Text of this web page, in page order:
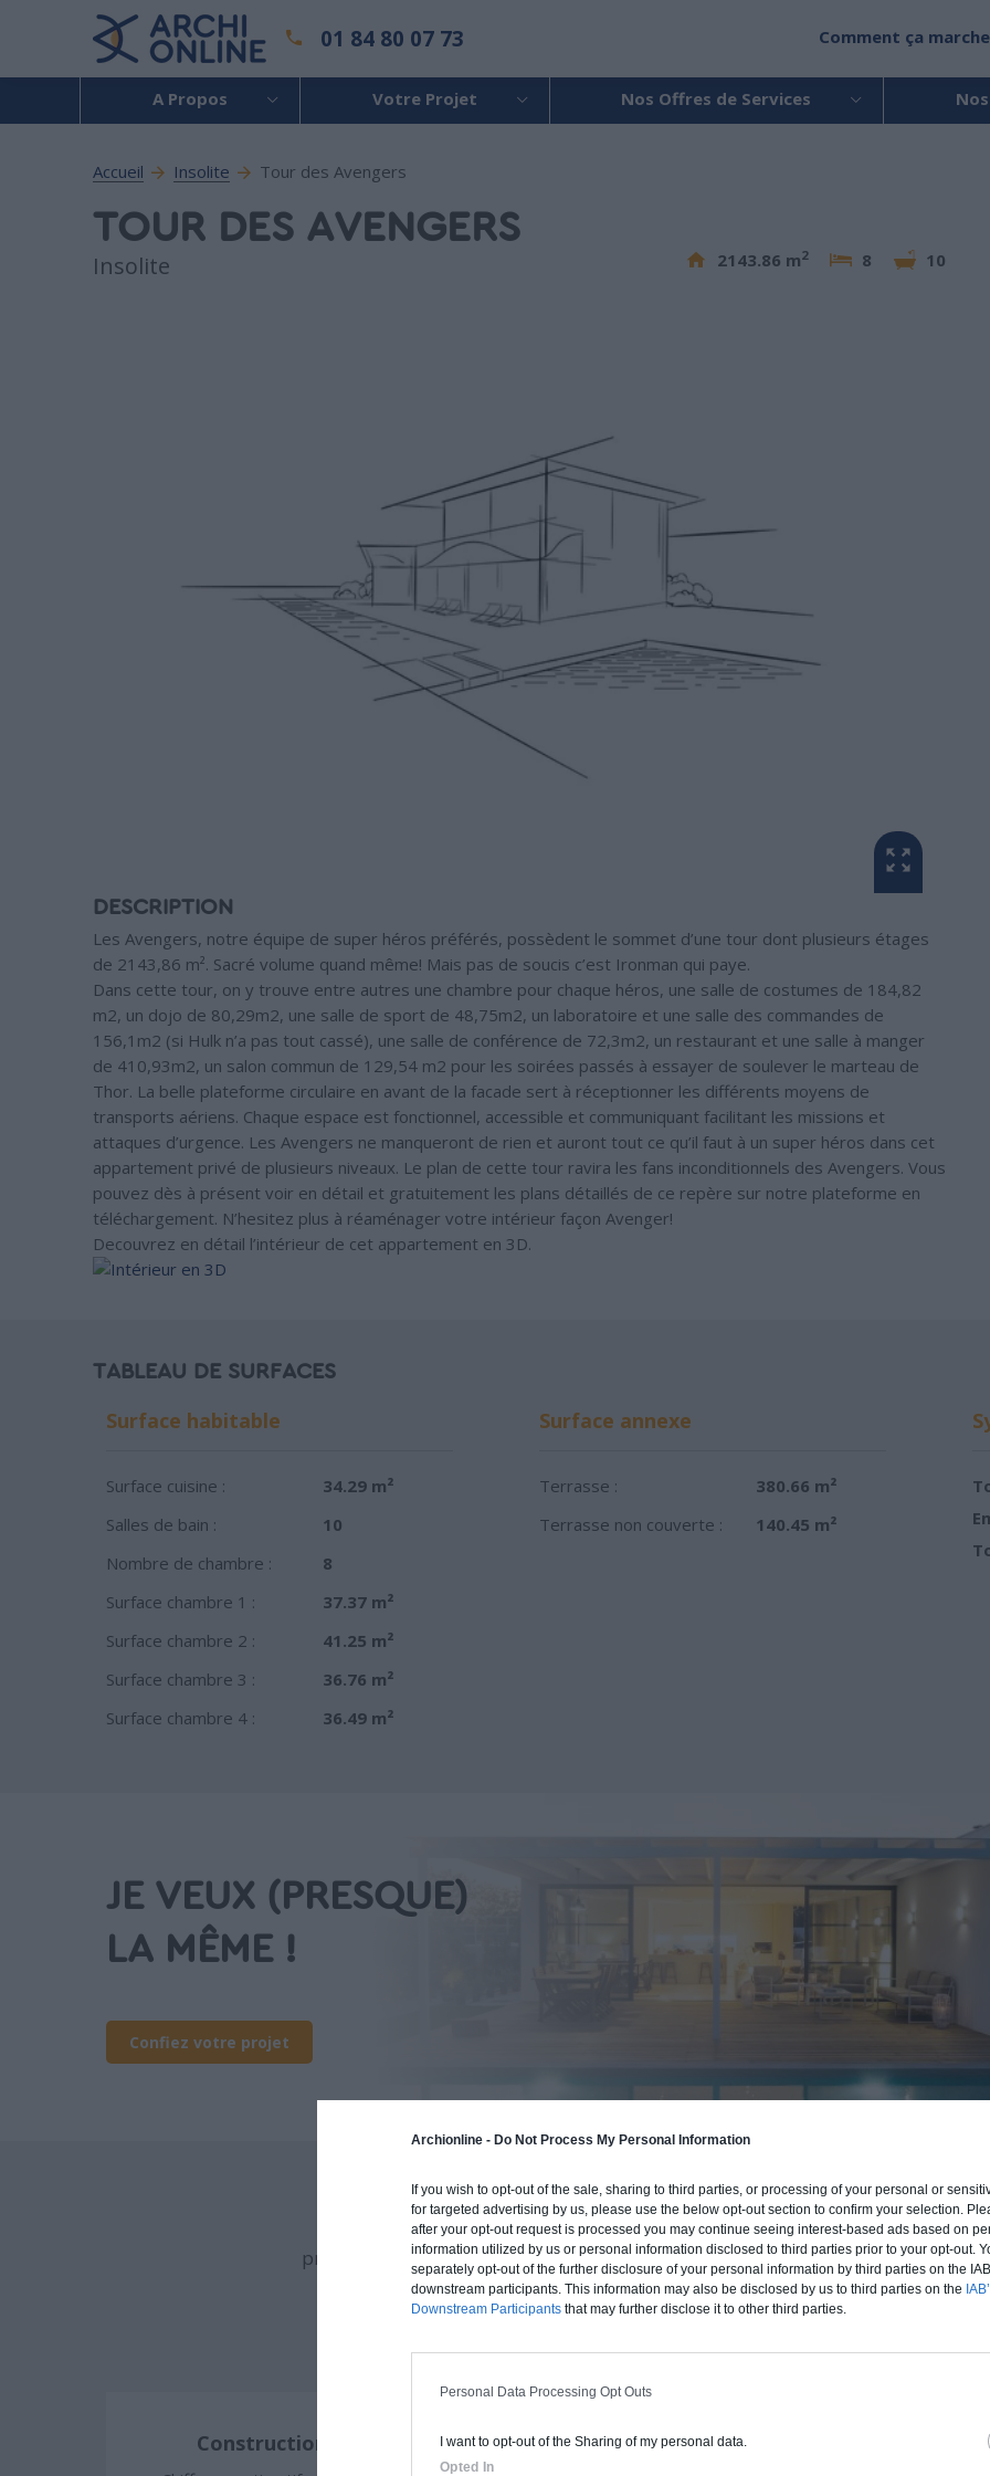
Archionline - Do Not Process My Personal Information
If you wish to opt-out of the sale, sharing to third parties, or processing of your personal or
for targeted advertising by us, please use the below opt-out section to confirm your selection.
after your opt-out request is processed you may continue seeing interest-based ads based on
information utilized by us or personal information disclosed to third parties prior to your opt-out.
separately opt-out of the further disclosure of your personal information by third parties on the
downstream participants. This information may also be disclosed by us to third parties on the
Downstream Participants that may further disclose it to other third parties.
Personal Data Processing Opt Outs
I want to opt-out of the Sharing of my personal data.
Opted In
01 84 80 07 73 Comment ça
A Propos Votre Projet Nos Offres de Services
Accueil Insolite Tour des Avengers
TOUR DES AVENGERS
Insolite 2143.86 m2 8 10
DESCRIPTION
Les Avengers, notre équipe de super héros préférés, possèdent le sommet d’une tour dont plusieurs étages
de 2143,86 m². Sacré volume quand même! Mais pas de soucis c’est Ironman qui paye.
Dans cette tour, on y trouve entre autres une chambre pour chaque héros, une salle de costumes de 184,82
m2, un dojo de 80,29m2, une salle de sport de 48,75m2, un laboratoire et une salle des commandes de
156,1m2 (si Hulk n’a pas tout cassé), une salle de conférence de 72,3m2, un restaurant et une salle à manger
de 410,93m2, un salon commun de 129,54 m2 pour les soirées passés à essayer de soulever le marteau de
Thor. La belle plateforme circulaire en avant de la facade sert à réceptionner les différents moyens de
transports aériens. Chaque espace est fonctionnel, accessible et communiquant facilitant les missions et
attaques d’urgence. Les Avengers ne manqueront de rien et auront tout ce qu’il faut à un super héros dans cet
appartement privé de plusieurs niveaux. Le plan de cette tour ravira les fans inconditionnels des Avengers. Vous
pouvez dès à présent voir en détail et gratuitement les plans détaillés de ce repère sur notre plateforme en
téléchargement. N’hesitez plus à réaménager votre intérieur façon Avenger!
Decouvrez en détail l’intérieur de cet appartement en 3D.
TABLEAU DE SURFACES
Surface habitable
Surface cuisine :
34.29 m²
Salles de bain :
10
Nombre de chambre :
8
Surface chambre 1 :
37.37 m²
Surface chambre 2 :
41.25 m²
Surface chambre 3 :
36.76 m²
Surface chambre 4 :
36.49 m²
Surface annexe
Terrasse :
380.66 m²
Terrasse non couverte :
140.45 m²
JE VEUX (PRESQUE)
LA MÊME !
Confiez votre projet
BUDGET ET PROCÉDÉ
Archionline vous offre un chiffrage estimatif pour la construction de cette
procédé constructif et du type de livraison souhaité : auto-construction, clos
d'air) ou clé en main.
Construction classique Construction ossature bois